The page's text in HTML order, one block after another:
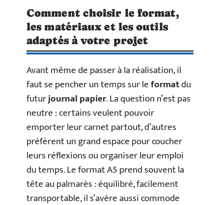
Comment choisir le format,
les matériaux et les outils
adaptés à votre projet
Avant même de passer à la réalisation, il
faut se pencher un temps sur leformatdu
futurjournal papier. La question n’est pas
neutre : certains veulent pouvoir
emporter leur carnet partout, d’autres
préfèrent un grand espace pour coucher
leurs réflexions ou organiser leur emploi
du temps. Le format A5 prend souvent la
tête au palmarès : équilibré, facilement
transportable, il s’avère aussi commode